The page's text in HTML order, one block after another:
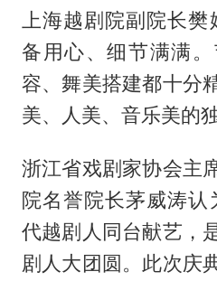
上海越剧院副院长
备用心、细节满满
容、舞美搭建都十分
美、人美、音乐美的
浙江省戏剧家协会主
院名誉院长茅威涛认
代越剧人同台献艺，
剧人大团圆。此次庆